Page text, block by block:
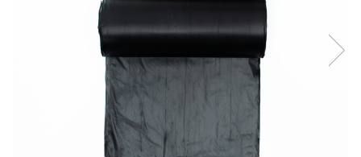
Intretinere masina de spalat
Insecticide si Capcane
Solutii desfundat tevi